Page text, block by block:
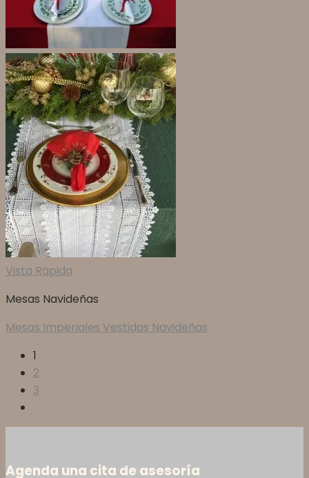
Vista Rápida
Mesas Navideñas
Mesas Imperiales Vestidas Navideñas
1
2
3
Agenda una cita de asesoría